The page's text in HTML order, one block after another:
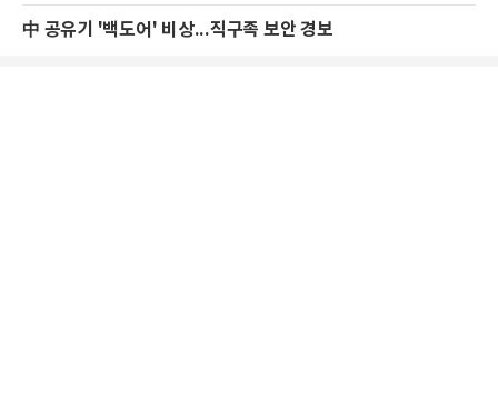
中 공유기 '백도어' 비상...직구족 보안 경보